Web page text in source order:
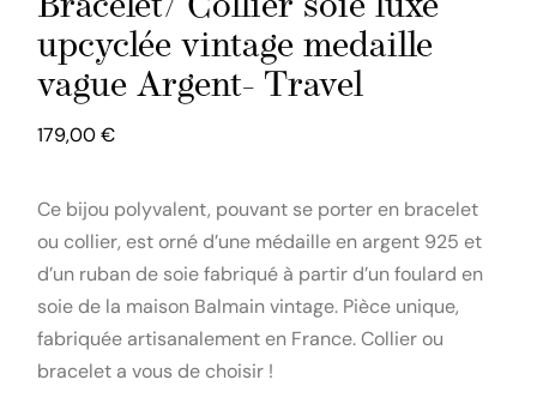
upcyclée vintage medaille
vague Argent- Travel
179,00€
Ce bijou polyvalent, pouvant se porter en bracelet
ou collier, est orné d’une médaille en argent 925 et
d’un ruban de soie fabriqué à partir d’un foulard en
soie de la maison Balmain vintage. Pièce unique,
fabriquée artisanalement en France. Collier ou
bracelet a vous de choisir !